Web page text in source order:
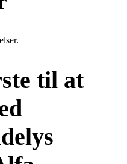
til at